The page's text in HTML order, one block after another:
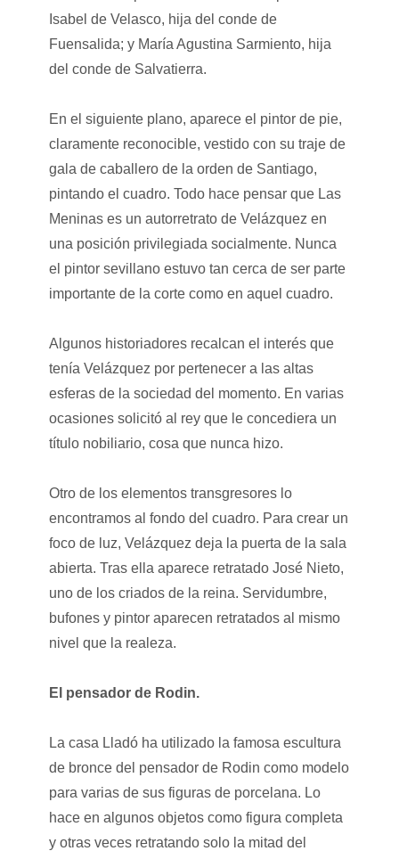
Isabel de Velasco, hija del conde de
Fuensalida; y María Agustina Sarmiento, hija
del conde de Salvatierra.
En el siguiente plano, aparece el pintor de pie,
claramente reconocible, vestido con su traje de
gala de caballero de la orden de Santiago,
pintando el cuadro. Todo hace pensar que Las
Meninas es un autorretrato de Velázquez en
una posición privilegiada socialmente. Nunca
el pintor sevillano estuvo tan cerca de ser parte
importante de la corte como en aquel cuadro.
Algunos historiadores recalcan el interés que
tenía Velázquez por pertenecer a las altas
esferas de la sociedad del momento. En varias
ocasiones solicitó al rey que le concediera un
título nobiliario, cosa que nunca hizo.
Otro de los elementos transgresores lo
encontramos al fondo del cuadro. Para crear un
foco de luz, Velázquez deja la puerta de la sala
abierta. Tras ella aparece retratado José Nieto,
uno de los criados de la reina. Servidumbre,
bufones y pintor aparecen retratados al mismo
nivel que la realeza.
El pensador de Rodin.
La casa Lladó ha utilizado la famosa escultura
de bronce del pensador de Rodin como modelo
para varias de sus figuras de porcelana. Lo
hace en algunos objetos como figura completa
y otras veces retratando solo la mitad del